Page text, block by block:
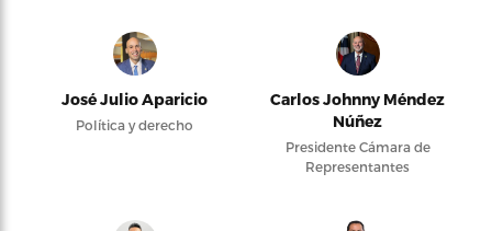
José Julio Aparicio
Política y derecho
Carlos Johnny Méndez
Núñez
Presidente Cámara de
Representantes